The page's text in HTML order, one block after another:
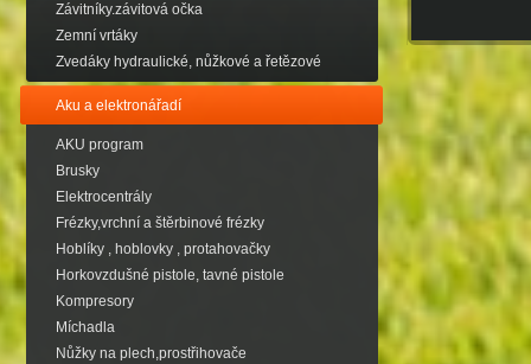
Závitníky.závitová očka
Zemní vrtáky
Zvedáky hydraulické, nůžkové a řetězové
Aku a elektronářadí
AKU program
Brusky
Elektrocentrály
Frézky,vrchní a štěrbinové frézky
Hoblíky , hoblovky , protahovačky
Horkovzdušné pistole, tavné pistole
Kompresory
Míchadla
Nůžky na plech,prostřihovače